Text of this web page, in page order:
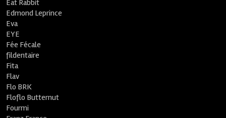
Eat Rabbit
Edmond Leprince
Eva
EYE
Fée Fécale
fildentaire
Fita
Flav
Flo BRK
Floflo Butternut
Fourmi